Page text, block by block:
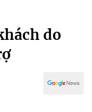
do